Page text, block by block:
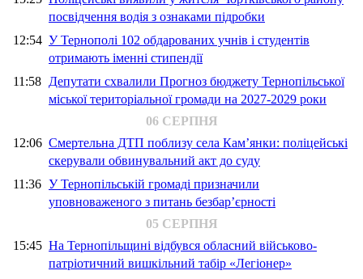
посвідчення водія з ознаками підробки
12:54 У Тернополі 102 обдарованих учнів і студентів
отримають іменні стипендії
11:58 Депутати схвалили Прогноз бюджету Тернопільської
міської територіальної громади на 2027-2029 роки
06 СЕРПНЯ
12:06 Смертельна ДТП поблизу села Кам’янки: поліцейські
скерували обвинувальний акт до суду
11:36 У Тернопільській громаді призначили
уповноваженого з питань безбар’єрності
05 СЕРПНЯ
15:45 На Тернопільщині відбувся обласний військово-
патріотичний вишкільний табір «Легіонер»